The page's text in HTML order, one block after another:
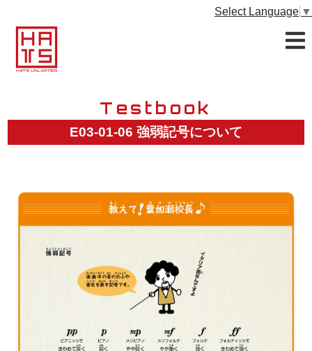
Select Language ▼
Testbook
E03-01-06 強弱記号について